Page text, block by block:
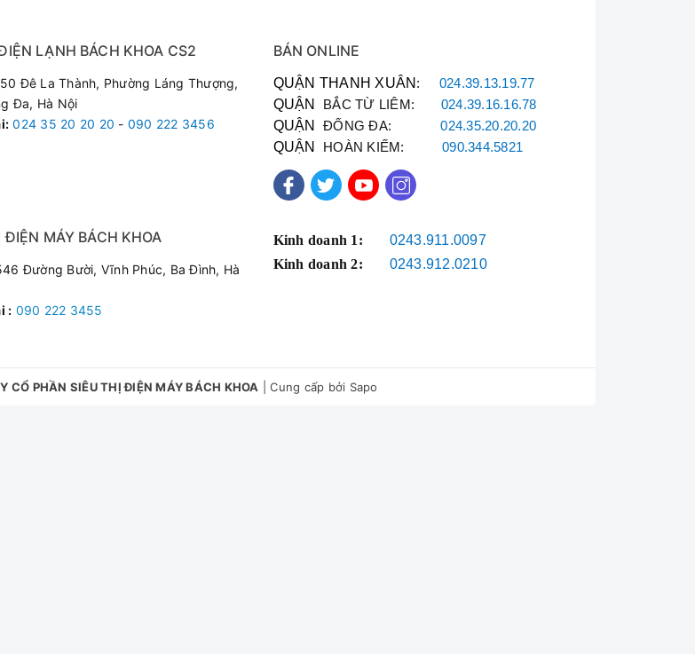
LẠNH BÁCH KHOA CS2
Đê La Thành, Phường Láng Thượng,
Đa, Hà Nội
: 024 35 20 20 20 - 090 222 3456
BÁN ONLINE
QUẬN THANH XUÂN : 024.39.13.19.77
QUẬN BẮC TỪ LIÊM: 024.39.16.16.78
QUẬN ĐỐNG ĐA:024.35.20.20.20
QUẬN HOÀN KIẾM:090.344.5821
ĐIỆN MÁY BÁCH KHOA
Đường Bười, Vĩnh Phúc, Ba Đình, Hà
: 090 222 3455
Kinh doanh 1:
0243.911.0097
Kinh doanh 2:
0243.912.0210
CỔ PHẦN SIÊU THỊ ĐIỆN MÁY BÁCH KHOA Cung cấp bởi Sapo